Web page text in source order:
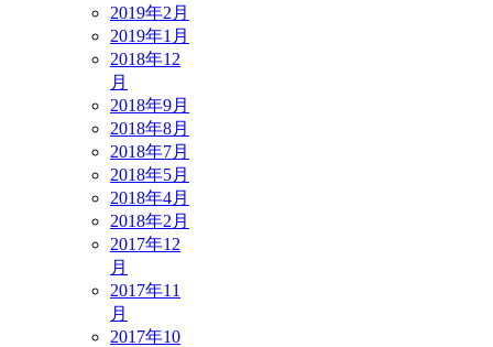
2019年2月
2019年1月
2018年12
月
2018年9月
2018年8月
2018年7月
2018年5月
2018年4月
2018年2月
2017年12
月
2017年11
月
2017年10